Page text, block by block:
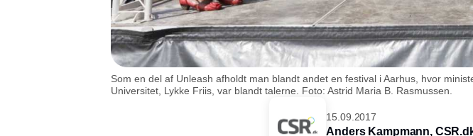
Som en del af Unleash afholdt man blandt andet en festival i Aarhus, hvor
Universitet, Lykke Friis, var blandt talerne. Foto: Astrid Maria B. Rasmussen.
15.09.2017
Anders Kampmann,